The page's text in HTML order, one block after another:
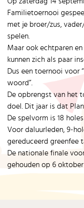
Familietoernooi
met je broer/zus,
spelen.
Maar ook echtparen
kunnen zich als paar
Dus een toernooi voor
woord”.
De opbrengst van het
doel. Dit jaar is dat
De spelvorm is 18
Voor daluurleden, 9-
gereduceerd greenfee
De nationale finale
gehouden op 6 oktober